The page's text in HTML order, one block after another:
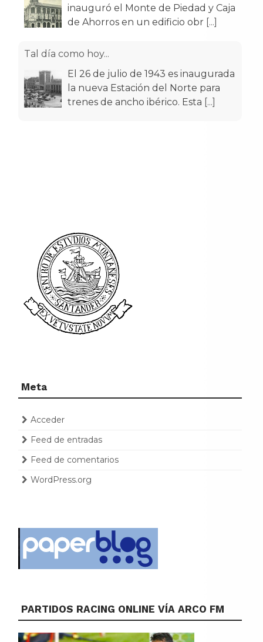
de Ahorros en un edificio obr [...]
El 26 de julio de 1943 es inaugurada
la nueva Estación del Norte para
trenes de ancho ibérico. Esta[...]
Meta
Acceder
Feed de entradas
Feed de comentarios
WordPress.org
PARTIDOS RACING ONLINE VÍA ARCO FM